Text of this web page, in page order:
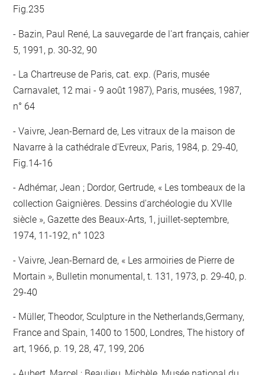
Fig.235
Bazin, Paul René, La sauvegarde de l'art français, cahier
5, 1991, p. 30-32, 90
La Chartreuse de Paris, cat. exp. (Paris, musée
Carnavalet, 12 mai - 9 août 1987), Paris, musées, 1987,
n° 64
Vaivre, Jean-Bernard de, Les vitraux de la maison de
Navarre à la cathédrale d'Evreux, Paris, 1984, p. 29-40,
Fig.14-16
Adhémar, Jean ; Dordor, Gertrude, « Les tombeaux de la
collection Gaignières. Dessins d'archéologie du XVIIe
siècle », Gazette des Beaux-Arts, 1, juillet-septembre,
1974, 11-192, n° 1023
Vaivre, Jean-Bernard de, « Les armoiries de Pierre de
Mortain », Bulletin monumental, t. 131, 1973, p. 29-40, p.
29-40
Müller, Theodor, Sculpture in the Netherlands,Germany,
France and Spain, 1400 to 1500, Londres, The history of
art, 1966, p. 19, 28, 47, 199, 206